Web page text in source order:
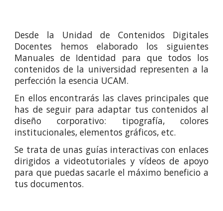
Desde la Unidad de Contenidos Digitales
Docentes hemos elaborado los siguientes
Manuales de Identidad para que todos los
contenidos de la universidad representen a la
perfección la esencia UCAM.
En ellos encontrarás las claves principales que
has de seguir para adaptar tus contenidos al
diseño corporativo: tipografía, colores
institucionales, elementos gráficos, etc.
Se trata de unas guías interactivas con enlaces
dirigidos a videotutoriales y vídeos de apoyo
para que puedas sacarle el máximo beneficio a
tus documentos.